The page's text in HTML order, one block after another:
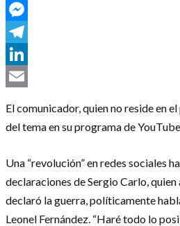
X
Messenger
Telegram
LinkedIn
El comunicador, quien no reside en
del tema en su programa de YouTube
Una “revolución” en redes sociales
declaraciones de Sergio Carlo,
declaró la guerra, políticamente
Leonel Fernández. “Haré todo lo